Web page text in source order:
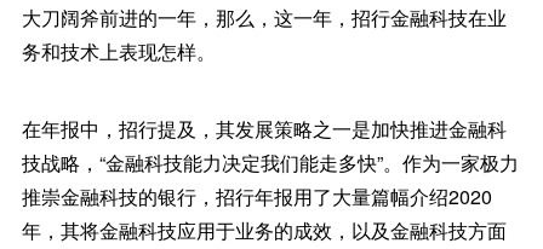
大刀阔斧前进的一年，那么，这一年，招行金融科技在业
务和技术上表现怎样。
在年报中，招行提及，其发展策略之一是加快推进金融科
技战略，“金融科技能力决定我们能走多快”。作为一家极力
推崇金融科技的银行，招行年报用了大量篇幅介绍2020
年，其将金融科技应用于业务的成效，以及金融科技方面